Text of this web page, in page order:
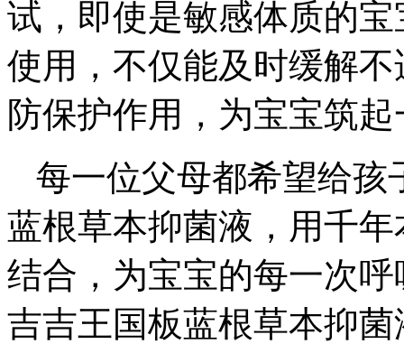
试，即使是敏感体质的
使用，不仅能及时缓解
防保护作用，为宝宝筑
每一位父母都希望给孩
蓝根草本抑菌液，用千
结合，为宝宝的每一次
吉吉王国板蓝根草本抑